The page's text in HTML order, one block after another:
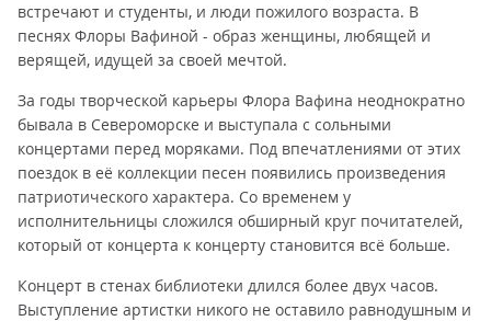
встречают и студенты, и люди пожилого возраста. В
песнях Флоры Вафиной - образ женщины, любящей и
верящей, идущей за своей мечтой.
За годы творческой карьеры Флора Вафина неоднократно
бывала в Североморске и выступала с сольными
концертами перед моряками. Под впечатлениями от этих
поездок в её коллекции песен появились произведения
патриотического характера. Со временем у
исполнительницы сложился обширный круг почитателей,
который от концерта к концерту становится всё больше.
Концерт в стенах библиотеки длился более двух часов.
Выступление артистки никого не оставило равнодушным и